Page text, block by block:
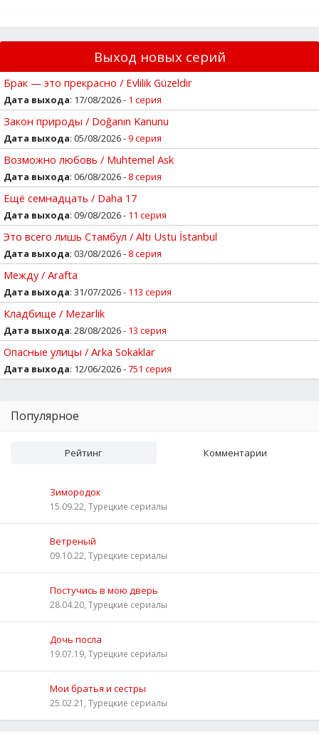
Выход новых серий
Брак — это прекрасно / Evlilik Güzeldir
Дата выхода: 17/08/2026 - 1 серия
Закон природы / Doğanın Kanunu
Дата выхода: 05/08/2026 -9 серия
Возможно любовь / Muhtemel Ask
Дата выхода: 06/08/2026 - 8 серия
Ещё семнадцать / Daha 17
Дата выхода: 09/08/2026 - 11 серия
Это всего лишь Стамбул / Altı Ustu İstanbul
Дата выхода: 03/08/2026 - 8 серия
Между / Arafta
Дата выхода: 31/07/2026 - 113 серия
Кладбище / Mezarlik
Дата выхода: 28/08/2026 - 13 серия
Опасные улицы / Arka Sokaklar
Дата выхода: 12/06/2026 -751 серия
Популярное
Рейтинг Комментарии
Зимородок
15.09.22, Турецкие сериалы
Ветреный
09.10.22, Турецкие сериалы
Постучись в мою дверь
28.04.20, Турецкие сериалы
Дочь посла
19.07.19, Турецкие сериалы
Мои братья и сестры
25.02.21, Турецкие сериалы